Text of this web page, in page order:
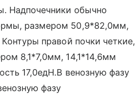
Надпочечники обычно
размером 50,9*82,0мм,
правой почки четкие,
8,1*7,0мм, 14,1*14,6мм
17,0едН.В венозную фазу
фазу